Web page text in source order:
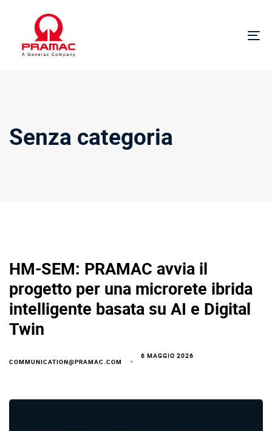
navigazione
primaria
Senza categoria
HM-SEM: PRAMAC avvia il
progetto per una microrete ibrida
intelligente basata su AI e Digital
Twin
COMMUNICATION@PRAMAC.COM
6 MAGGIO 2026